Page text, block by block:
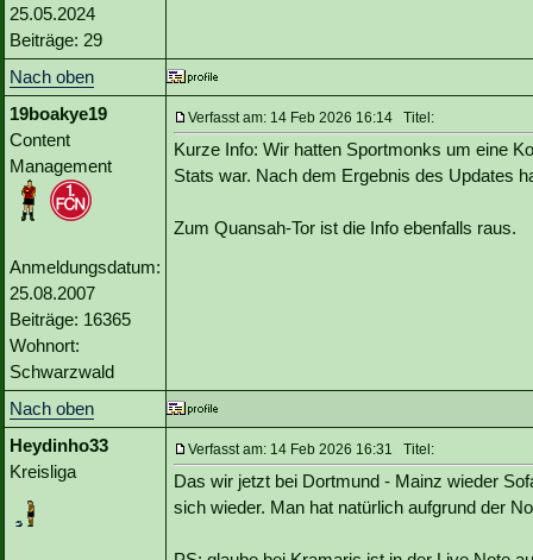
25.05.2024
Beiträge: 29
Nach oben
19boakye19
Content
Management
Anmeldungsdatum:
25.08.2007
Beiträge: 16365
Wohnort:
Schwarzwald
Verfasst am: 14 Feb 2026 16:14 Titel:
Kurze Info: Wir hatten Sportmonks um eine
Stats war. Nach dem Ergebnis des Updates
Zum Quansah-Tor ist die Info ebenfalls raus.
Nach oben
Heydinho33
Kreisliga
Verfasst am: 14 Feb 2026 16:31 Titel:
Das wir jetzt bei Dortmund - Mainz wieder
sich wieder. Man hat natürlich aufgrund der